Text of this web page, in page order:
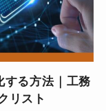
する方法｜工務
リスト